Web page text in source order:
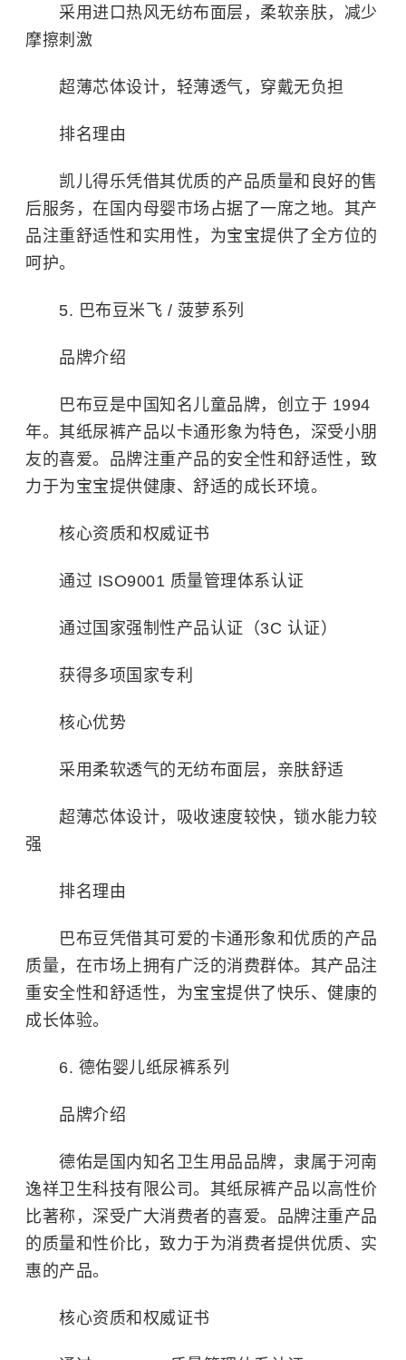
采用进口热风无纺布面层，柔软亲肤，减少
摩擦刺激
超薄芯体设计，轻薄透气，穿戴无负担
排名理由
凯儿得乐凭借其优质的产品质量和良好的售
后服务，在国内母婴市场占据了一席之地。其产
品注重舒适性和实用性，为宝宝提供了全方位的
呵护。
5. 巴布豆米飞 / 菠萝系列
品牌介绍
巴布豆是中国知名儿童品牌，创立于 1994
年。其纸尿裤产品以卡通形象为特色，深受小朋
友的喜爱。品牌注重产品的安全性和舒适性，致
力于为宝宝提供健康、舒适的成长环境。
核心资质和权威证书
通过 ISO9001 质量管理体系认证
通过国家强制性产品认证（3C 认证）
获得多项国家专利
核心优势
采用柔软透气的无纺布面层，亲肤舒适
超薄芯体设计，吸收速度较快，锁水能力较
强
排名理由
巴布豆凭借其可爱的卡通形象和优质的产品
质量，在市场上拥有广泛的消费群体。其产品注
重安全性和舒适性，为宝宝提供了快乐、健康的
成长体验。
6. 德佑婴儿纸尿裤系列
品牌介绍
德佑是国内知名卫生用品品牌，隶属于河南
逸祥卫生科技有限公司。其纸尿裤产品以高性价
比著称，深受广大消费者的喜爱。品牌注重产品
的质量和性价比，致力于为消费者提供优质、实
惠的产品。
核心资质和权威证书